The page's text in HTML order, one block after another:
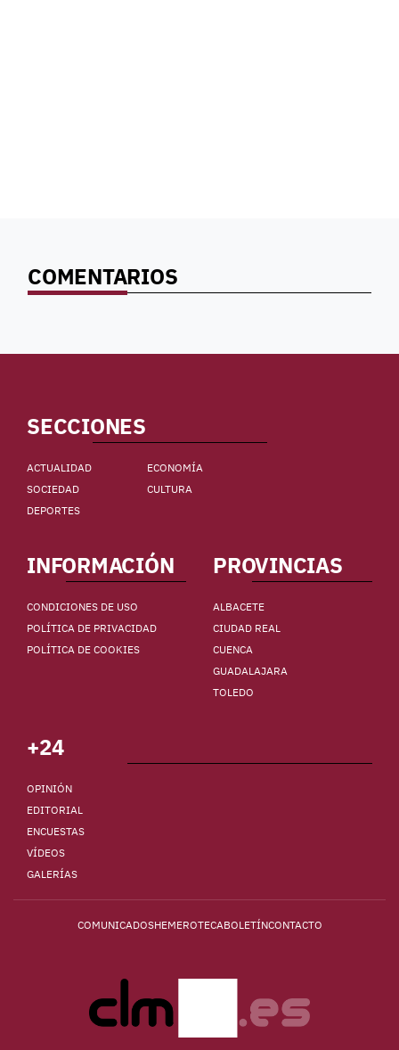
COMENTARIOS
SECCIONES
ACTUALIDAD
ECONOMÍA
SOCIEDAD
CULTURA
DEPORTES
INFORMACIÓN
CONDICIONES DE USO
POLÍTICA DE PRIVACIDAD
POLÍTICA DE COOKIES
PROVINCIAS
ALBACETE
CIUDAD REAL
CUENCA
GUADALAJARA
TOLEDO
+24
OPINIÓN
EDITORIAL
ENCUESTAS
VÍDEOS
GALERÍAS
COMUNICADOSHEMEROTECABOLETÍNCONTACTO